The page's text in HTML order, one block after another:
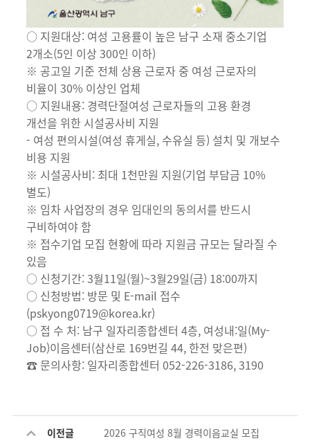
○ 지원대상: 여성 고용률이 높은 남구 소재 중소기업
2개소(5인 이상 300인 이하)
※ 공고일 기준 전체 상용 근로자 중 여성 근로자의
비율이 30% 이상인 업체
○ 지원내용: 경력단절여성 근로자들의 고용 환경
개선을 위한 시설공사비 지원
- 여성 편의시설(여성 휴게실, 수유실 등) 설치 및 개보수
비용 지원
※ 시설공사비: 최대 1천만원 지원(기업 부담금 10%
별도)
※ 임차 사업장의 경우 임대인의 동의서를 반드시
구비하여야 함
※ 접수기업 모집 현황에 따라 지원금 규모는 달라질 수
있음
○ 신청기간: 3월11일(월)~3월29일(금) 18:00까지
○ 신청방법: 방문 및 E-mail 접수
(pskyong0719@korea.kr)
○ 접 수 처: 남구 일자리종합센터 4층, 여성내:일(My-
Job)이음센터(삼산로 169번길 44, 한전 맞은편)
☎ 문의사항: 일자리종합센터 052-226-3186, 3190
이전글 2026 구직여성 8월 경력이음교실 모집